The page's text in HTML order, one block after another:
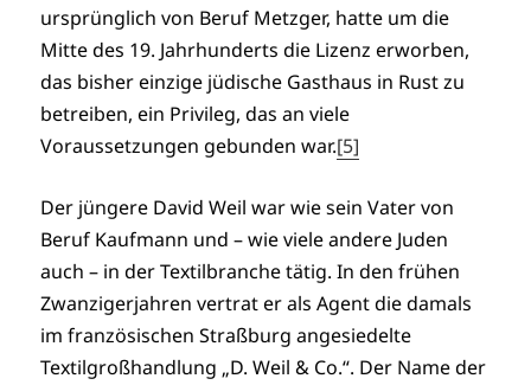
ursprünglich von Beruf Metzger, hatte um die
Mitte des 19. Jahrhunderts die Lizenz erworben,
das bisher einzige jüdische Gasthaus in Rust zu
betreiben, ein Privileg, das an viele
Voraussetzungen gebunden war.[5]
Der jüngere David Weil war wie sein Vater von
Beruf Kaufmann und – wie viele andere Juden
auch – in der Textilbranche tätig. In den frühen
Zwanzigerjahren vertrat er als Agent die damals
im französischen Straßburg angesiedelte
Textilgroßhandlung „D. Weil & Co.“. Der Name der